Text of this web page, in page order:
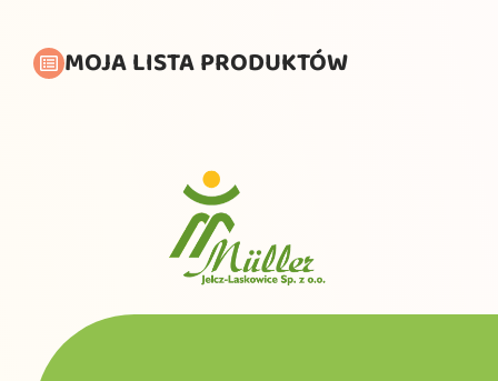
MOJA LISTA PRODUKTÓW